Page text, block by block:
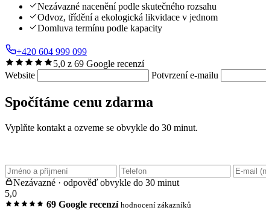
Nezávazné nacenění podle skutečného rozsahu
Odvoz, třídění a ekologická likvidace v jednom
Domluva termínu podle kapacity
+420 604 999 099
5,0 z 69 Google recenzí
Website
Potvrzení e-mailu
Spočítáme cenu zdarma
Vyplňte kontakt a ozveme se obvykle do 30 minut.
Nezávazné · odpověď obvykle do 30 minut
5,0
69 Google recenzí hodnocení zákazníků